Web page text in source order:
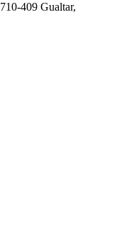
409 Gualtar,